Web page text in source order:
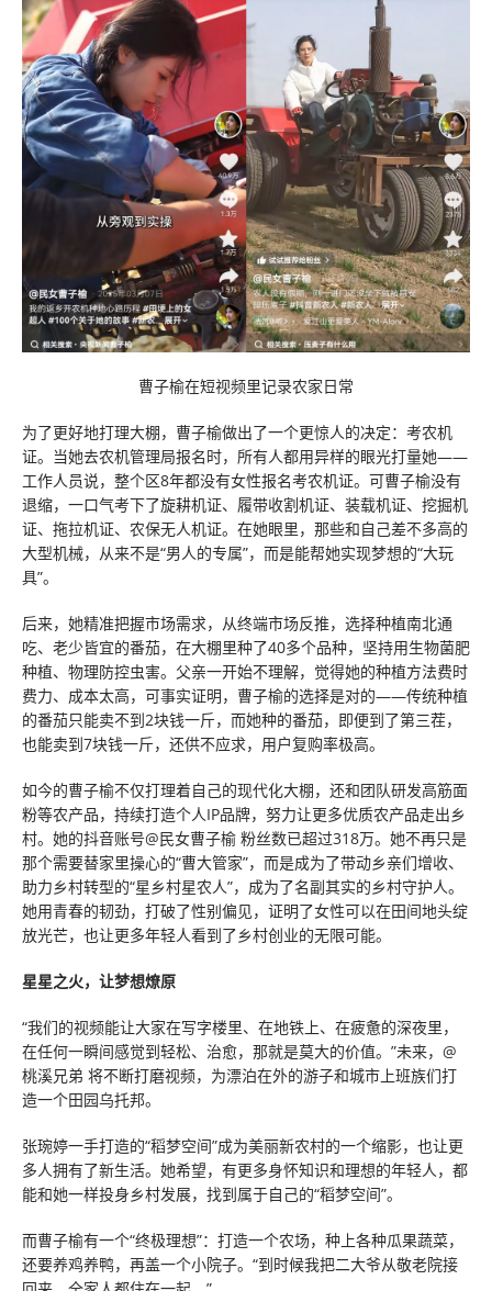
曹子榆在短视频里记录农家日常
为了更好地打理大棚，曹子榆做出了一个更惊人的决定：考农机
证。当她去农机管理局报名时，所有人都用异样的眼光打量她——
工作人员说，整个区8年都没有女性报名考农机证。可曹子榆没有
退缩，一口气考下了旋耕机证、履带收割机证、装载机证、挖掘机
证、拖拉机证、农保无人机证。在她眼里，那些和自己差不多高的
大型机械，从来不是“男人的专属”，而是能帮她实现梦想的“大玩
具”。
后来，她精准把握市场需求，从终端市场反推，选择种植南北通
吃、老少皆宜的番茄，在大棚里种了40多个品种，坚持用生物菌肥
种植、物理防控虫害。父亲一开始不理解，觉得她的种植方法费时
费力、成本太高，可事实证明，曹子榆的选择是对的——传统种植
的番茄只能卖不到2块钱一斤，而她种的番茄，即便到了第三茬，
也能卖到7块钱一斤，还供不应求，用户复购率极高。
如今的曹子榆不仅打理着自己的现代化大棚，还和团队研发高筋面
粉等农产品，持续打造个人IP品牌，努力让更多优质农产品走出乡
村。她的抖音账号@民女曹子榆 粉丝数已超过318万。她不再只是
那个需要替家里操心的“曹大管家”，而是成为了带动乡亲们增收、
助力乡村转型的“星乡村星农人”，成为了名副其实的乡村守护人。
她用青春的韧劲，打破了性别偏见，证明了女性可以在田间地头绽
放光芒，也让更多年轻人看到了乡村创业的无限可能。
星星之火，让梦想燎原
“我们的视频能让大家在写字楼里、在地铁上、在疲惫的深夜里，
在任何一瞬间感觉到轻松、治愈，那就是莫大的价值。”未来，@
桃溪兄弟 将不断打磨视频，为漂泊在外的游子和城市上班族们打
造一个田园乌托邦。
张琬婷一手打造的“稻梦空间”成为美丽新农村的一个缩影，也让更
多人拥有了新生活。她希望，有更多身怀知识和理想的年轻人，都
能和她一样投身乡村发展，找到属于自己的“稻梦空间”。
而曹子榆有一个“终极理想”：打造一个农场，种上各种瓜果蔬菜，
还要养鸡养鸭，再盖一个小院子。“到时候我把二大爷从敬老院接